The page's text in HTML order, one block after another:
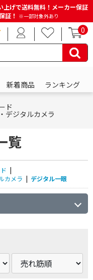
げで送料無料！メーカー保証
証！ ※一部対象外あり
0
新着商品
ランキング
ド
デジタルカメラ
覧
|
カメラ | デジタル一眼